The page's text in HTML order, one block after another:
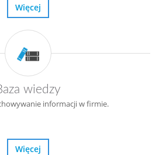
Więcej
wiedzy
informacji w firmie.
Więcej